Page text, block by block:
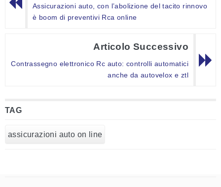
Assicurazioni auto, con l’abolizione del tacito rinnovo
è boom di preventivi Rca online
Articolo Successivo
Contrassegno elettronico Rc auto: controlli automatici
anche da autovelox e ztl
TAG
assicurazioni auto on line